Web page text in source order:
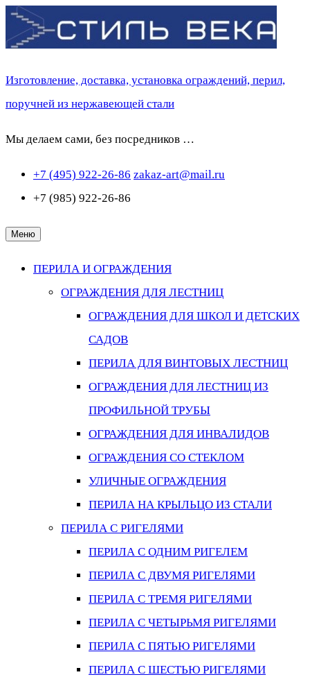
Перейти
к
Изготовление, доставка, установка ограждений, перил,
поручней из нержавеющей стали
Мы делаем сами, без посредников …
+7 (495) 922-26-86 zakaz-art@mail.ru
+7 (985) 922-26-86
Меню
ПЕРИЛА И ОГРАЖДЕНИЯ
ОГРАЖДЕНИЯ ДЛЯ ЛЕСТНИЦ
ОГРАЖДЕНИЯ ДЛЯ ШКОЛ И ДЕТСКИХ
САДОВ
ПЕРИЛА ДЛЯ ВИНТОВЫХ ЛЕСТНИЦ
ОГРАЖДЕНИЯ ДЛЯ ЛЕСТНИЦ ИЗ
ПРОФИЛЬНОЙ ТРУБЫ
ОГРАЖДЕНИЯ ДЛЯ ИНВАЛИДОВ
ОГРАЖДЕНИЯ СО СТЕКЛОМ
УЛИЧНЫЕ ОГРАЖДЕНИЯ
ПЕРИЛА НА КРЫЛЬЦО ИЗ СТАЛИ
ПЕРИЛА С РИГЕЛЯМИ
ПЕРИЛА С ОДНИМ РИГЕЛЕМ
ПЕРИЛА С ДВУМЯ РИГЕЛЯМИ
ПЕРИЛА С ТРЕМЯ РИГЕЛЯМИ
ПЕРИЛА С ЧЕТЫРЬМЯ РИГЕЛЯМИ
ПЕРИЛА С ПЯТЬЮ РИГЕЛЯМИ
ПЕРИЛА С ШЕСТЬЮ РИГЕЛЯМИ